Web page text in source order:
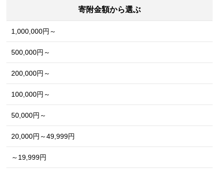
寄附金額から選ぶ
1,000,000円～
500,000円～
200,000円～
100,000円～
50,000円～
20,000円～49,999円
～19,999円